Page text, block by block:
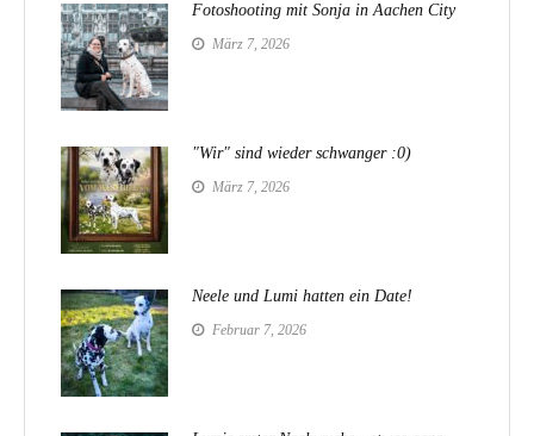
Fotoshooting mit Sonja in Aachen City
März 7, 2026
"Wir" sind wieder schwanger :0)
März 7, 2026
Neele und Lumi hatten ein Date!
Februar 7, 2026